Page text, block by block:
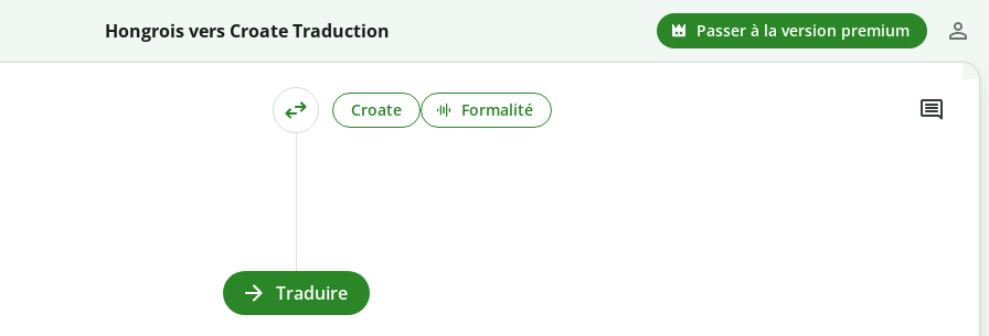
Hongrois vers Croate Traduction Passer à la version premium
Croate Formalité
Traduire